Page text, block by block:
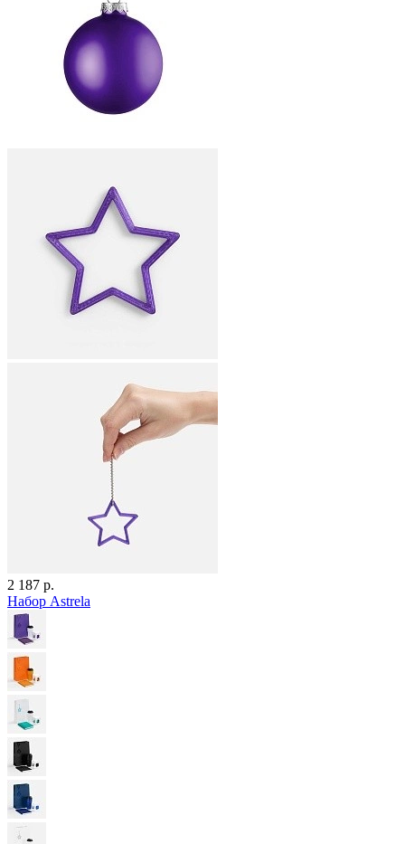
2 187 р.
Набор Astrela